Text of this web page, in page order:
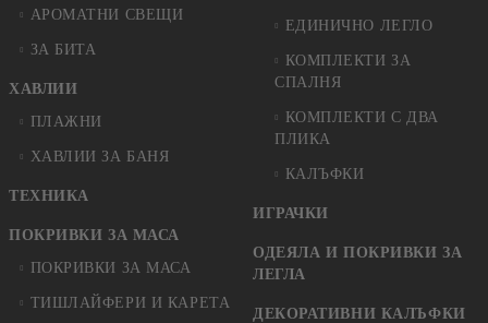
АРОМАТНИ СВЕЩИ
ЗА БИТА
ХАВЛИИ
ПЛАЖНИ
ХАВЛИИ ЗА БАНЯ
ТЕХНИКА
ПОКРИВКИ ЗА МАСА
ПОКРИВКИ ЗА МАСА
ТИШЛАЙФЕРИ И КАРЕТА
ЕДИНИЧНО ЛЕГЛО
КОМПЛЕКТИ ЗА
СПАЛНЯ
КОМПЛЕКТИ С ДВА
ПЛИКА
КАЛЪФКИ
ИГРАЧКИ
ОДЕЯЛА И ПОКРИВКИ ЗА
ЛЕГЛА
ДЕКОРАТИВНИ КАЛЪФКИ